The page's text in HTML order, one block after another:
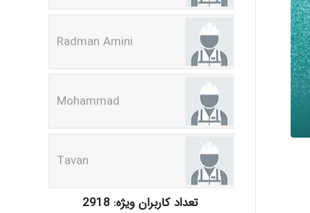
Mohammad
Tavan
akhtar shahsavandi
تعداد کاربران ویژه: 2918